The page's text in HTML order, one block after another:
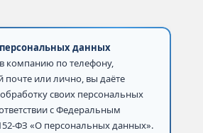
данных
компанию по телефону,
почте или лично, вы даёте
своих персональных
с Федеральным
ФЗ «О персональных данных».